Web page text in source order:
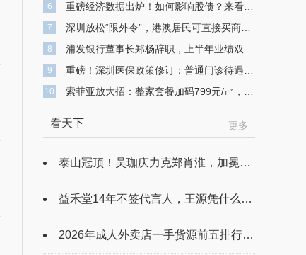
6 重磅经济数据出炉！如何影响股债？来看解读
7 深圳放松“限外令”，港澳居民可直接买商办物业，中介：有人连夜冒雨买楼
8 浦发银行董事长郑杨辞职，上半年业绩双降，不良贷款余额743亿元
9 重磅！深圳医保政策修订：普通门诊待遇提升 高额医疗费用可“二次报销”
10 索菲亚放大招：整家套餐加码799元/㎡，打造高品质整家定制
看天下 更多
泰山冠顶！吴珈庆力克郑肖淮，加冕台球史上首位“千万先生”，闪耀全球台球赛事最高殿堂!
益禾堂14年不签代言人，王源凭什么成了“第一个”？
2026年成人外卖店一手货源前五排行榜 批发市场实探、拿货技巧与正品核验指南